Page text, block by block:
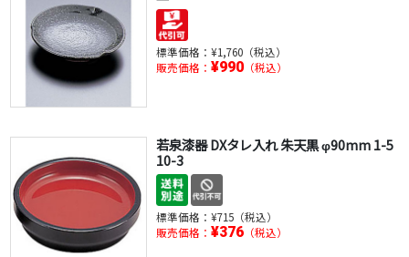
標準価格： ¥1,760（税込）
販売価格： ¥990（税込）
若泉漆器 DXタレ入れ 朱天黒 φ90mm 1-5
10-3
標準価格： ¥715（税込）
販売価格： ¥376（税込）